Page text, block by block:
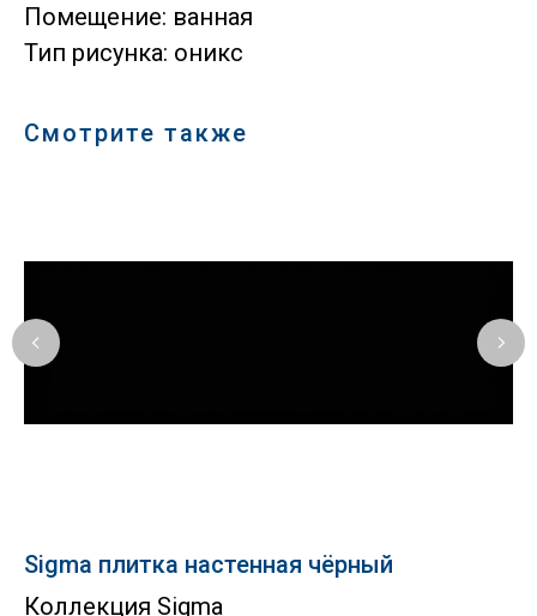
Помещение: ванная
Тип рисунка: оникс
Смотрите также
Sigma плитка настенная чёрный
Коллекция Sigma